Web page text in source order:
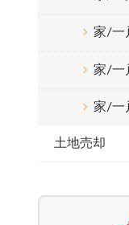
家/一
家/一
家/一
土地売却